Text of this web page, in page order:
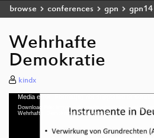
browse conferences gpn gpn14
Wehrhafte
Demokratie
kindx
Video
Player
Media error: Format(s) not supported or
Download File: https://cdn.media.ccc.de/events/gpn/
Wehrhafte_Demokratie_h264-hq.mp4